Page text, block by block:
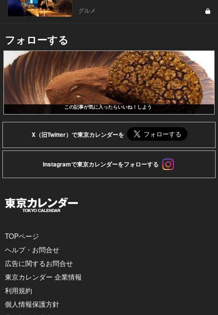
グルメ
フォローする
この記事が気に入ったらいいね！しよう
X（旧Twitter）で東京カレンダーを
Instagramで東京カレンダーをフォローする
TOPページ
ヘルプ・お問合せ
広告に関するお問合せ
東京カレンダー 企業情報
利用規約
個人情報保護方針